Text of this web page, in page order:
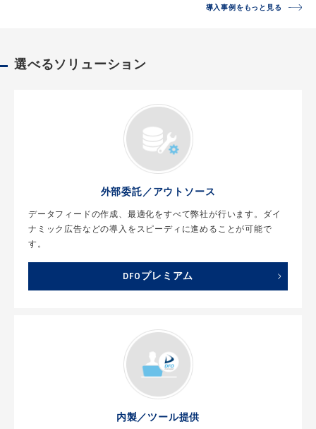
導入事例をもっと見る
選べるソリューション
外部委託／アウトソース
データフィードの作成、最適化をすべて弊社が行います。ダイ
ナミック広告などの導入をスピーディに進めることが可能で
す。
DFOプレミアム
内製／ツール提供